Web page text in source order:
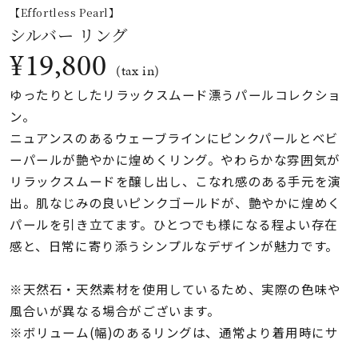
ト
着用シーン
コレクション
レディース
リングサイズ
メンズ
リングサイズ
【Effortless Pearl】
シルバー リング
¥19,800 (tax in)
ゆったりとしたリラックスムード漂うパールコレクショ
ン。
ニュアンスのあるウェーブラインにピンクパールとベビ
ーパールが艶やかに煌めくリング。やわらかな雰囲気が
リラックスムードを醸し出し、こなれ感のある手元を演
出。肌なじみの良いピンクゴールドが、艶やかに煌めく
パールを引き立てます。ひとつでも様になる程よい存在
感と、日常に寄り添うシンプルなデザインが魅力です。
※天然石・天然素材を使用しているため、実際の色味や
風合いが異なる場合がございます。
※ボリューム(幅)のあるリングは、通常より着用時にサ